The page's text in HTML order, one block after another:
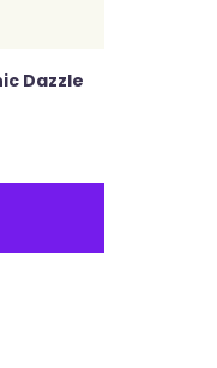
Dazzle